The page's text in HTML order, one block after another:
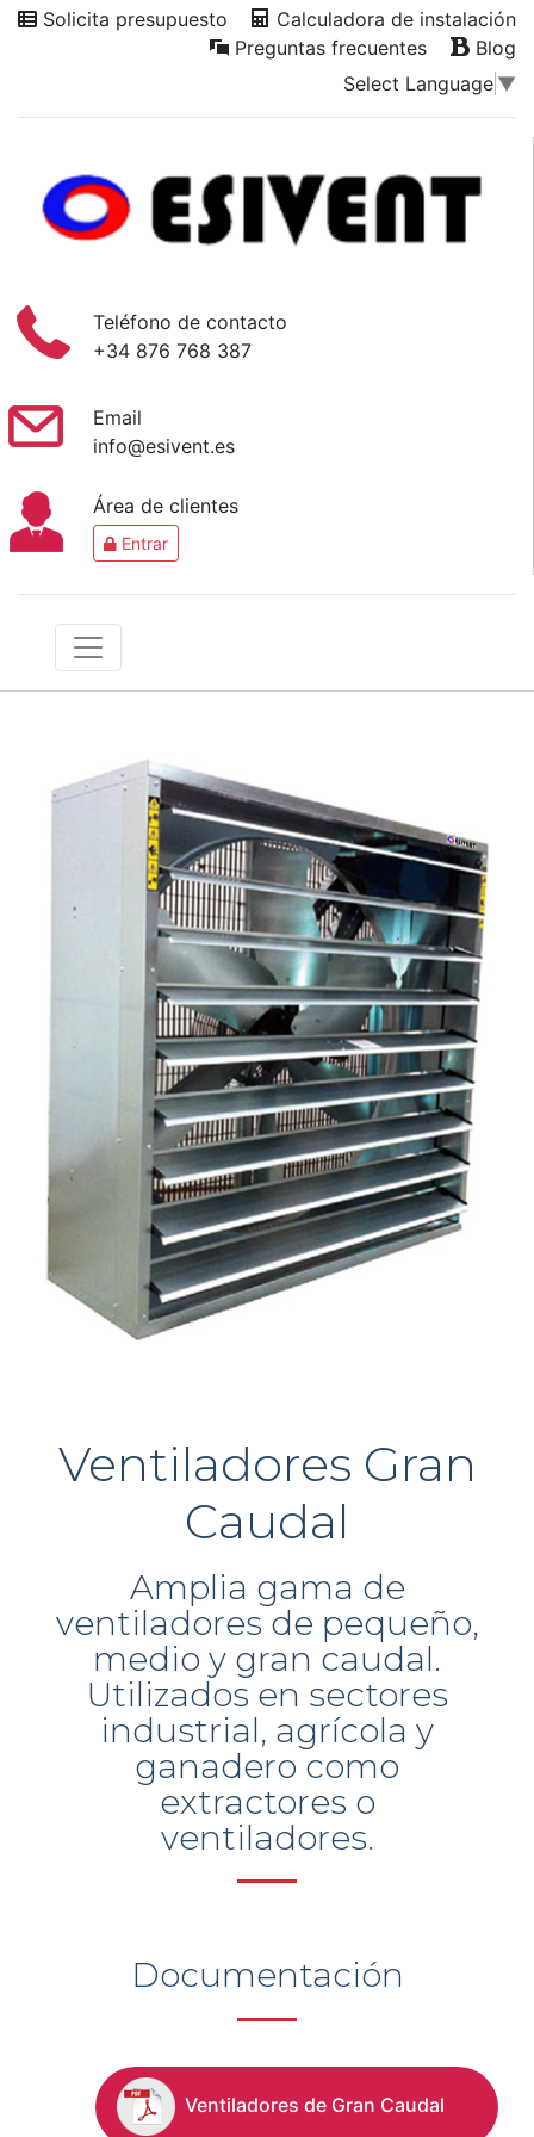
Solicita presupuesto
Calculadora de instalación
Preguntas frecuentes
Blog
Select Language ▼
Teléfono de contacto
+34 876 768 387
Email
info@esivent.es
Área de clientes
Entrar
Ventiladores Gran
Caudal
Amplia gama de
ventiladores de pequeño,
medio y gran caudal.
Utilizados en sectores
industrial, agrícola y
ganadero como
extractores o
ventiladores.
Documentación
Ventiladores de Gran Caudal